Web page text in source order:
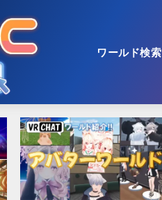
ワールド検索